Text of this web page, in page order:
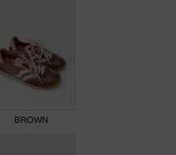
BROWN